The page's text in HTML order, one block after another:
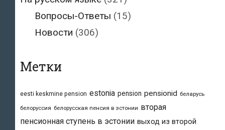
Вопросы-Ответы (15)
Новости (306)
Метки
eesti keskmine pension estonia pension pensionid беларусь
белоруссия белорусская пенсия в эстонии вторая
пенсионная ступень в эстонии выход из второй